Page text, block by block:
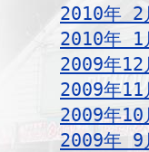
2010年 2
2010年 1
2009年12
2009年11
2009年10
2009年 9